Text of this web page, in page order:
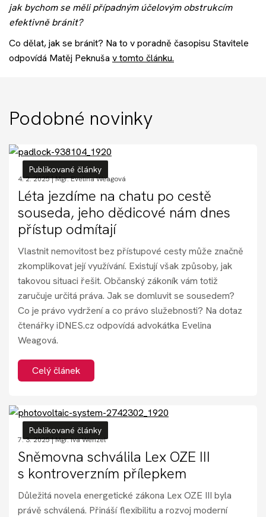
Nechte si poradit
jak bychom se měli případným účelovým obstrukcím
efektivně bránit?
Co dělat, jak se bránit? Na to v poradně časopisu Stavitele
odpovídá Matěj Peknuša v tomto článku.
Podobné novinky
Publikované články
4. 2. 2025 |Mgr. Evelina Weagová
Léta jezdíme na chatu po cestě
souseda, jeho dědicové nám dnes
přístup odmítají
Vlastnit nemovitost bez přístupové cesty může značně
zkomplikovat její využívání. Existují však způsoby, jak
takovou situaci řešit. Občanský zákoník vám totiž
zaručuje určitá práva. Jak se domluvit se sousedem?
Co je právo vydržení a co právo služebnosti? Na dotaz
čtenářky iDNES.cz odpovídá advokátka Evelina
Weagová.
Celý článek
Publikované články
7. 3. 2025 |Mgr. Iva Wenzel
Sněmovna schválila Lex OZE III
s kontroverzním přílepkem
Důležitá novela energetické zákona Lex OZE III byla
právě schválená. Přináší flexibilitu a rozvoj moderní